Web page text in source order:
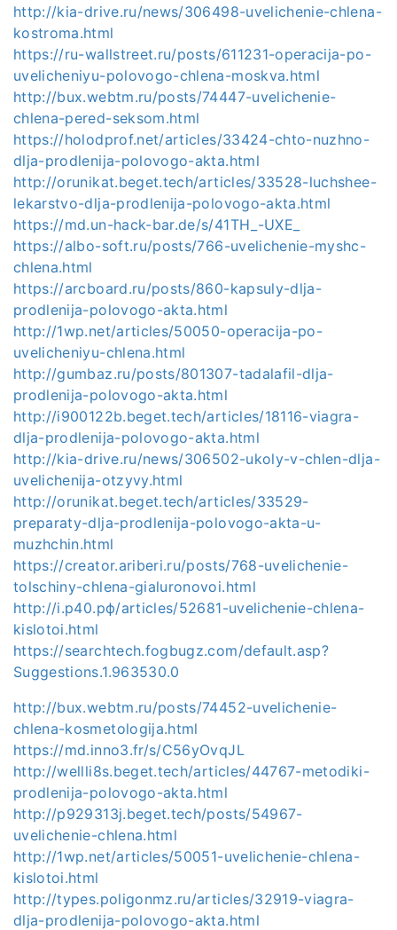
http://kia-drive.ru/news/306498-uvelichenie-chlena-
kostroma.html
https://ru-wallstreet.ru/posts/611231-operacija-po-
uvelicheniyu-polovogo-chlena-moskva.html
http://bux.webtm.ru/posts/74447-uvelichenie-
chlena-pered-seksom.html
https://holodprof.net/articles/33424-chto-nuzhno-
dlja-prodlenija-polovogo-akta.html
http://orunikat.beget.tech/articles/33528-luchshee-
lekarstvo-dlja-prodlenija-polovogo-akta.html
https://md.un-hack-bar.de/s/41TH_-UXE_
https://albo-soft.ru/posts/766-uvelichenie-myshc-
chlena.html
https://arcboard.ru/posts/860-kapsuly-dlja-
prodlenija-polovogo-akta.html
http://1wp.net/articles/50050-operacija-po-
uvelicheniyu-chlena.html
http://gumbaz.ru/posts/801307-tadalafil-dlja-
prodlenija-polovogo-akta.html
http://i900122b.beget.tech/articles/18116-viagra-
dlja-prodlenija-polovogo-akta.html
http://kia-drive.ru/news/306502-ukoly-v-chlen-dlja-
uvelichenija-otzyvy.html
http://orunikat.beget.tech/articles/33529-
preparaty-dlja-prodlenija-polovogo-akta-u-
muzhchin.html
https://creator.ariberi.ru/posts/768-uvelichenie-
tolschiny-chlena-gialuronovoi.html
http://i.р40.рф/articles/52681-uvelichenie-chlena-
kislotoi.html
https://searchtech.fogbugz.com/default.asp?
Suggestions.1.963530.0
http://bux.webtm.ru/posts/74452-uvelichenie-
chlena-kosmetologija.html
https://md.inno3.fr/s/C56yOvqJL
http://wellli8s.beget.tech/articles/44767-metodiki-
prodlenija-polovogo-akta.html
http://p929313j.beget.tech/posts/54967-
uvelichenie-chlena.html
http://1wp.net/articles/50051-uvelichenie-chlena-
kislotoi.html
http://types.poligonmz.ru/articles/32919-viagra-
dlja-prodlenija-polovogo-akta.html